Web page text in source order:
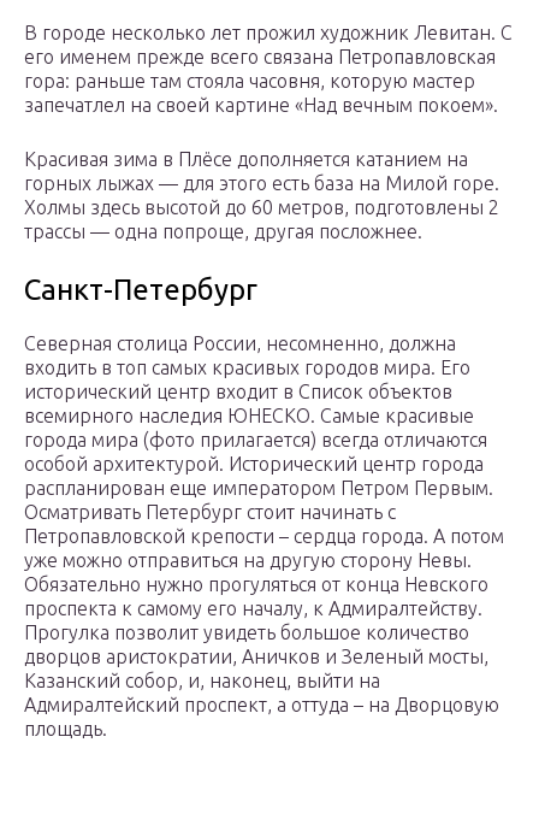
В городе несколько лет прожил художник Левитан. С
его именем прежде всего связана Петропавловская
гора: раньше там стояла часовня, которую мастер
запечатлел на своей картине «Над вечным покоем».
Красивая зима в Плёсе дополняется катанием на
горных лыжах — для этого есть база на Милой горе.
Холмы здесь высотой до 60 метров, подготовлены 2
трассы — одна попроще, другая посложнее.
Санкт-Петербург
Северная столица России, несомненно, должна
входить в топ самых красивых городов мира. Его
исторический центр входит в Список объектов
всемирного наследия ЮНЕСКО. Самые красивые
города мира (фото прилагается) всегда отличаются
особой архитектурой. Исторический центр города
распланирован еще императором Петром Первым.
Осматривать Петербург стоит начинать с
Петропавловской крепости – сердца города. А потом
уже можно отправиться на другую сторону Невы.
Обязательно нужно прогуляться от конца Невского
проспекта к самому его началу, к Адмиралтейству.
Прогулка позволит увидеть большое количество
дворцов аристократии, Аничков и Зеленый мосты,
Казанский собор, и, наконец, выйти на
Адмиралтейский проспект, а оттуда – на Дворцовую
площадь.